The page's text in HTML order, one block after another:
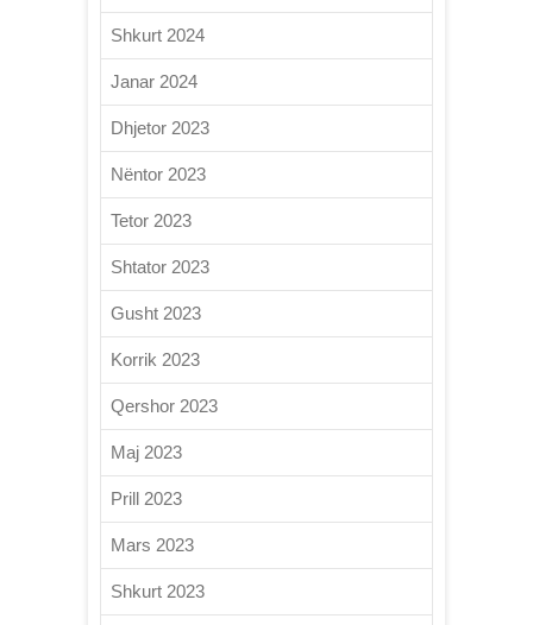
Shkurt 2024
Janar 2024
Dhjetor 2023
Nëntor 2023
Tetor 2023
Shtator 2023
Gusht 2023
Korrik 2023
Qershor 2023
Maj 2023
Prill 2023
Mars 2023
Shkurt 2023